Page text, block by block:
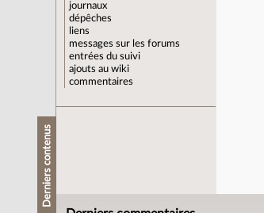
journaux
dépêches
liens
messages sur les forums
entrées du suivi
ajouts au wiki
commentaires
Derniers contenus